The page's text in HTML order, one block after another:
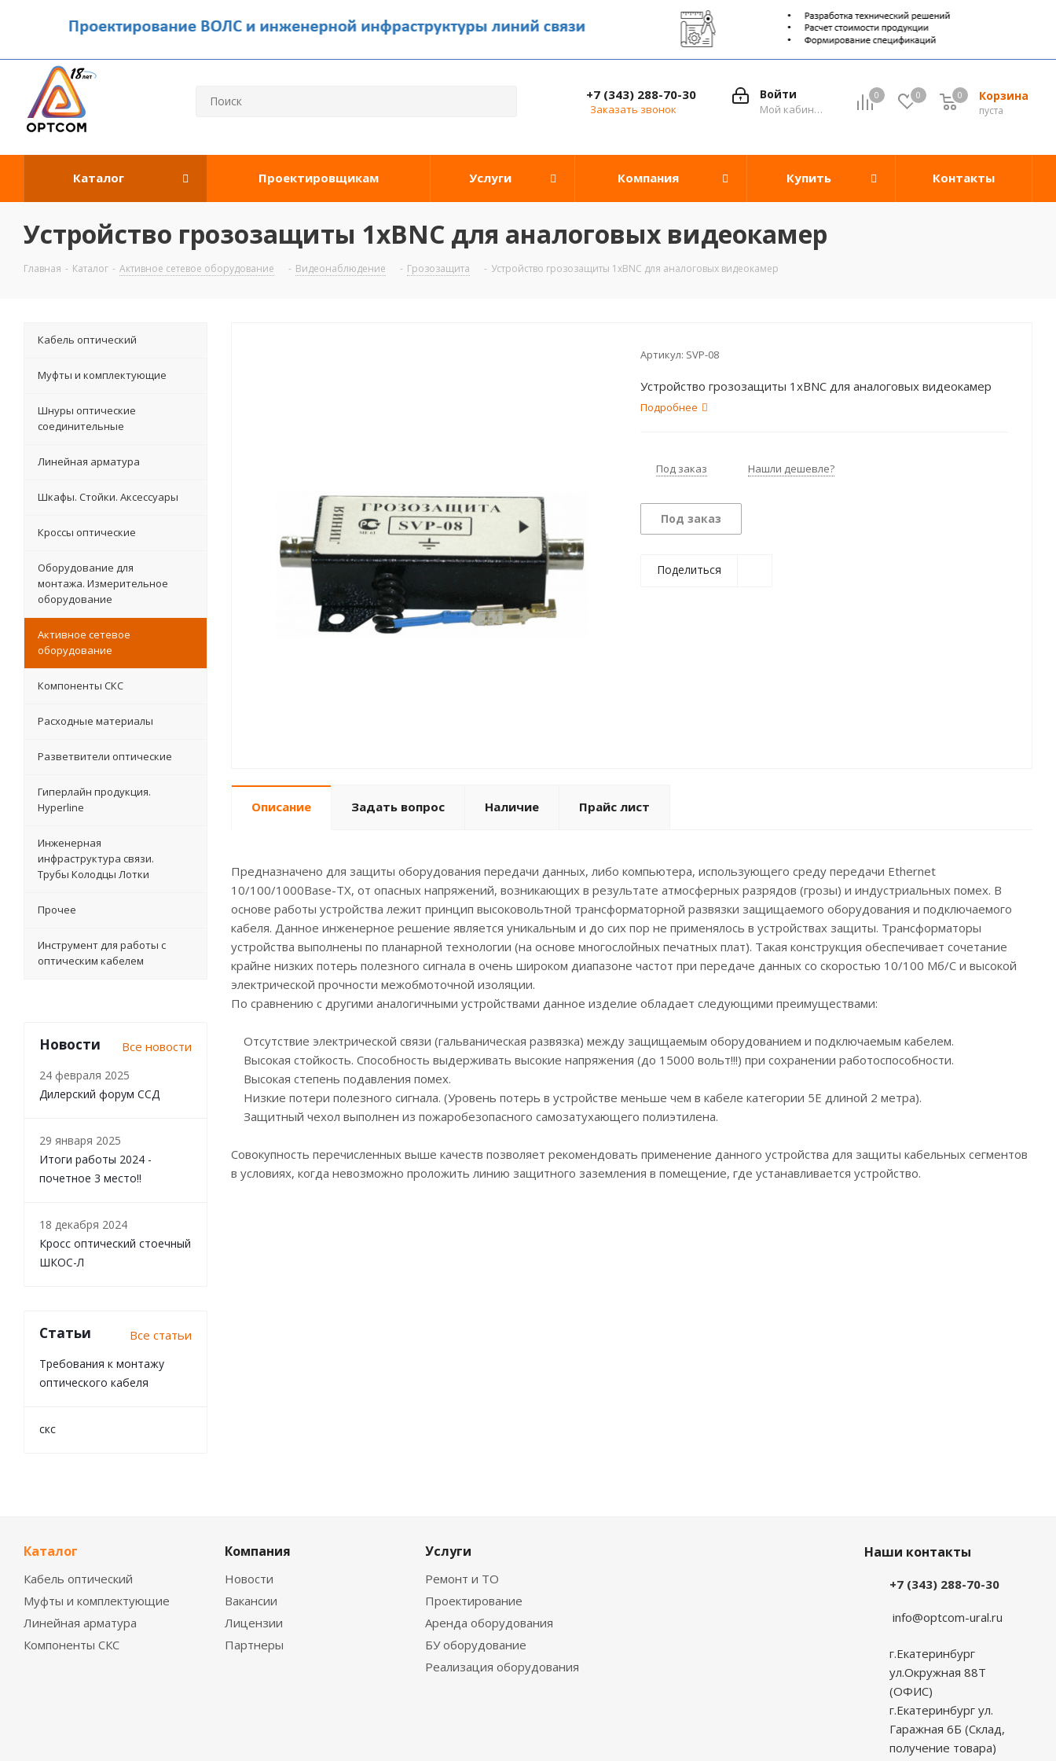
0 0 Корзина
0
пуста
0
Войти
Мой кабинет
+7 (343) 288-70-30
Заказать звонок
Каталог Проектировщикам Услуги Компания Купить Контакты
Устройство грозозащиты 1хBNC для аналоговых видеокамер
Главная - Каталог - Активное сетевое оборудование - Видеонаблюдение - Грозозащита - Устройство грозозащиты 1хBNC для аналоговых видеокамер
Артикул: SVP-08
Устройство грозозащиты 1хBNC для аналоговых видеокамер
Подробнее
Под заказ Нашли дешевле?
Под заказ
Поделиться
Описание Задать вопрос Наличие Прайс лист
Предназначено для защиты оборудования передачи данных, либо компьютера, использующего среду передачи Ethernet
10/100/1000Base-TX, от опасных напряжений, возникающих в результате атмосферных разрядов (грозы) и индустриальных помех. В
основе работы устройства лежит принцип высоковольтной трансформаторной развязки защищаемого оборудования и подключаемого
кабеля. Данное инженерное решение является уникальным и до сих пор не применялось в устройствах защиты. Трансформаторы
устройства выполнены по планарной технологии (на основе многослойных печатных плат). Такая конструкция обеспечивает сочетание
крайне низких потерь полезного сигнала в очень широком диапазоне частот при передаче данных со скоростью 10/100 Мб/С и высокой
электрической прочности межобмоточной изоляции.
По сравнению с другими аналогичными устройствами данное изделие обладает следующими преимуществами:
Отсутствие электрической связи (гальваническая развязка) между защищаемым оборудованием и подключаемым кабелем.
Высокая стойкость. Способность выдерживать высокие напряжения (до 15000 вольт!!!) при сохранении работоспособности.
Высокая степень подавления помех.
Низкие потери полезного сигнала. (Уровень потерь в устройстве меньше чем в кабеле категории 5Е длиной 2 метра).
Защитный чехол выполнен из пожаробезопасного самозатухающего полиэтилена.
Совокупность перечисленных выше качеств позволяет рекомендовать применение данного устройства для защиты кабельных сегментов
в условиях, когда невозможно проложить линию защитного заземления в помещение, где устанавливается устройство.
Кабель оптический
Муфты и комплектующие
Шнуры оптические
соединительные
Линейная арматура
Шкафы. Стойки. Аксесcуары
Кроссы оптические
Оборудование для
монтажа. Измерительное
оборудование
Активное сетевое
оборудование
Компоненты СКС
Расходные материалы
Разветвители оптические
Гиперлайн продукция.
Hyperline
Инженерная
инфраструктура связи.
Трубы Колодцы Лотки
Прочее
Инструмент для работы с
оптическим кабелем
Новости Все новости
24 февраля 2025
Дилерский форум ССД
29 января 2025
Итоги работы 2024 -
почетное 3 место!!
18 декабря 2024
Кросс оптический стоечный
ШКОС-Л
Статьи Все статьи
Требования к монтажу
оптического кабеля
скс
Каталог
Кабель оптический
Муфты и комплектующие
Линейная арматура
Компоненты СКС
Компания
Новости
Вакансии
Лицензии
Партнеры
Услуги
Ремонт и ТО
Проектирование
Аренда оборудования
БУ оборудование
Реализация оборудования
Наши контакты
+7 (343) 288-70-30
info@optcom-ural.ru
г.Екатеринбург
ул.Окружная 88Т
(ОФИС)
г.Екатеринбург ул.
Гаражная 6Б (Склад,
получение товара)